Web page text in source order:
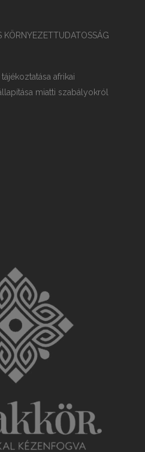
KÖRNYEZETTUDATOSSÁG
afrikai
miatti szabályokról